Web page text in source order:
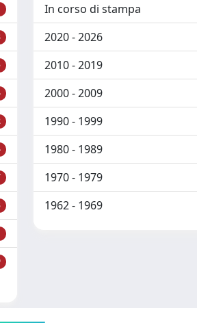
In corso di stampa
2020 - 2026
2010 - 2019
2000 - 2009
1990 - 1999
1980 - 1989
1970 - 1979
1962 - 1969